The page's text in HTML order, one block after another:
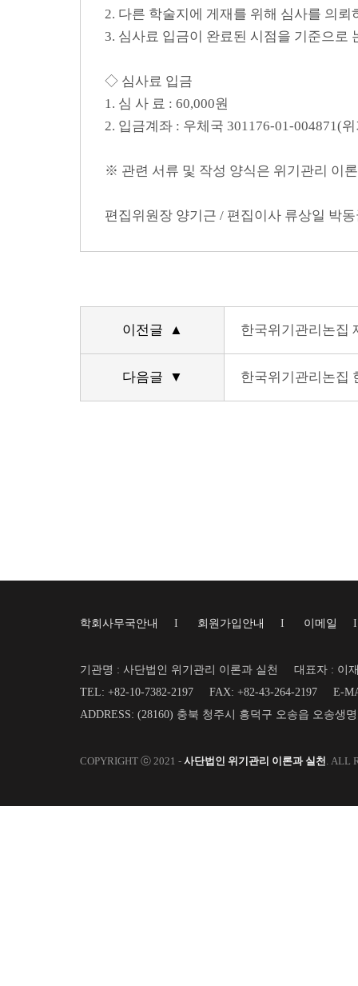
2. 다른 학술지에 게재를 위해 심사를 의
3. 심사료 입금이 완료된 시점을 기준으로
◇ 심사료 입금
1. 심 사 료 : 60,000원
2. 입금계좌 : 우체국 301176-01-004871(
※ 관련 서류 및 작성 양식은 위기관리 이
편집위원장 양기근 / 편집이사 류상일 박
이전글 ▲ 한국위기관리논집
다음글 ▼ 한국위기관리논집
학회사무국안내 I 회원가입안내 I 이메일
기관명 : 사단법인 위기관리 이론과 실천
대표자 : 이
TEL: +82-10-7382-2197
FAX: +82-43-264-2197
E-
ADDRESS: (28160) 충북 청주시 흥덕구 오송읍 오송생
COPYRIGHT ⓒ 2021 - 사단법인 위기관리 이론과 실천. ALL